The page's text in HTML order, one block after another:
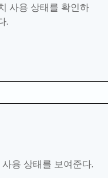
사용 상태를 확인하
.
용 상태를 보여준다.